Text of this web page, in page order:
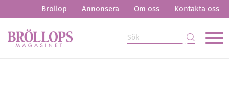
Bröllop Annonsera Om oss Kontakta oss